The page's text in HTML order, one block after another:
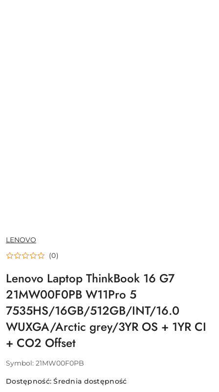
NAZWA
PRODUCENTA:
LENOVO
(0)
Lenovo Laptop ThinkBook 16 G7
21MW00F0PB W11Pro 5
7535HS/16GB/512GB/INT/16.0
WUXGA/Arctic grey/3YR OS + 1YR CI
+ CO2 Offset
Symbol: 21MW00F0PB
Dostępność:Średnia dostępność